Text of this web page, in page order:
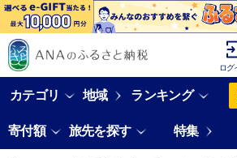
ログ
カテゴリ 地域 ランキング
寄付額 旅先を探す 特集